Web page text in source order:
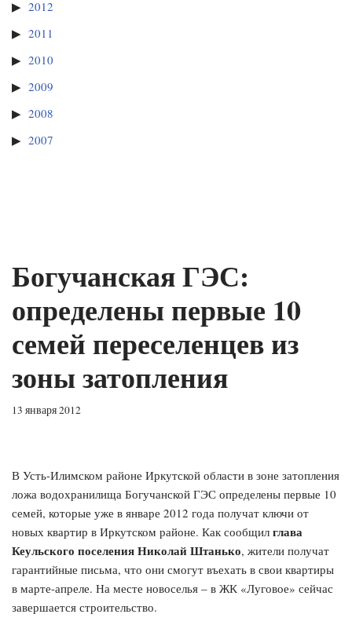
2012
2011
2010
2009
2008
2007
Богучанская ГЭС:
определены первые 10
семей переселенцев из
зоны затопления
13 января 2012
В Усть-Илимском районе Иркутской области в зоне затопления
ложа водохранилища Богучанской ГЭС определены первые 10
семей, которые уже в январе 2012 года получат ключи от
новых квартир в Иркутском районе. Как сообщил глава
Кеульского поселения Николай Штанько, жители получат
гарантийные письма, что они смогут въехать в свои квартиры
в марте-апреле. На месте новоселья – в ЖК «Луговое» сейчас
завершается строительство.